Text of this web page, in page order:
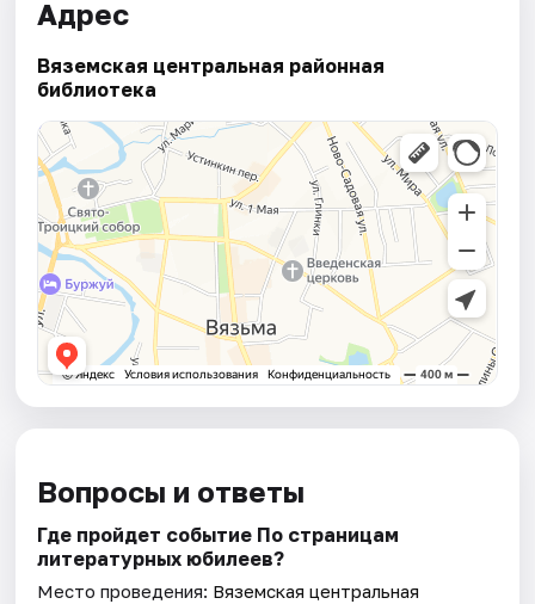
Адрес
Вяземская центральная районная
библиотека
Вопросы и ответы
Где пройдет событие По страницам
литературных юбилеев?
Место проведения: Вяземская центральная